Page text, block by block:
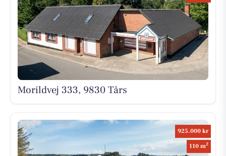
Morildvej 333, 9830 Tårs
925.000 kr
110 m2